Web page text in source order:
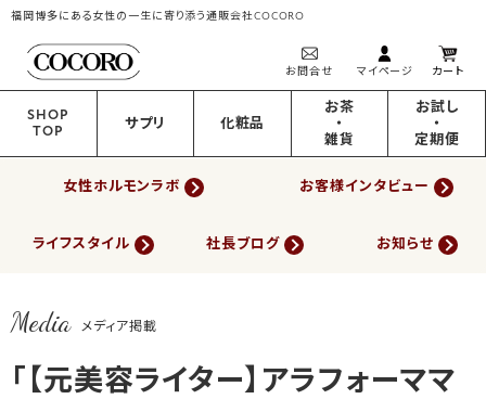
福岡博多にある女性の一生に寄り添う通販会社COCORO
お問合せ マイページ カート
SHOP
TOP
サプリ 化粧品
お茶
・
雑貨
お試し
・
定期便
女性ホルモンラボ お客様インタビュー
ライフスタイル 社長ブログ お知らせ
Media メディア掲載
「【元美容ライター】アラフォーママ